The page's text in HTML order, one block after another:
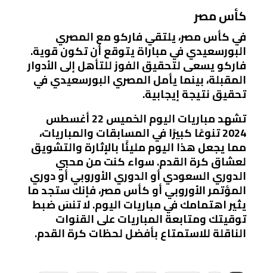
كأس مصر
في كأس مصر، يلتقي فاركو مع المصري
البورسعيدي في مباراة يتوقع أن تكون قوية.
فاركو يسعى لتحقيق الفوز للتأهل إلى الأدوار
المقبلة، بينما يأمل المصري البورسعيدي في
تحقيق نتيجة إيجابية.
تشهد مباريات اليوم الخميس 22 أغسطس
2024 تنوعًا كبيرًا في المسابقات والمباريات،
مما يجعل هذا اليوم مليئًا بالإثارة والتشويق
لعشاق كرة القدم. سواء كنت من محبي
الدوري السعودي أو الدوري الأوروبي أو دوري
المؤتمر الأوروبي أو كأس مصر، فإنك ستجد ما
يثير اهتمامك في مباريات اليوم. لا تنسَ ضبط
توقيتك ومتابعة المباريات على القنوات
الناقلة للاستمتاع بأفضل لحظات كرة القدم.